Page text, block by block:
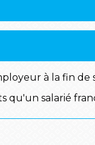
à la fin de
qu'un salarié